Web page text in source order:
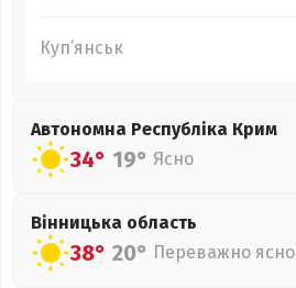
Куп’янськ
Автономна Республіка Крим
34° 19° Ясно
Вінницька область
38° 20° Переважно ясно